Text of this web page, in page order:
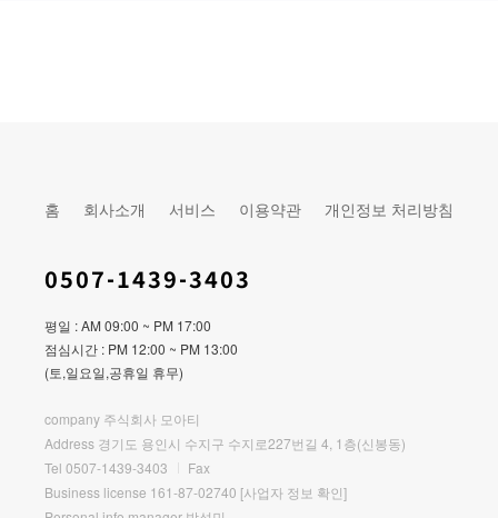
홈 회사소개 서비스 이용약관 개인정보 처리방침
0507-1439-3403
평일 : AM 09:00 ~ PM 17:00
점심시간 : PM 12:00 ~ PM 13:00
(토,일요일,공휴일 휴무)
company 주식회사 모아티
Address 경기도 용인시 수지구 수지로227번길 4, 1층(신봉동)
Tel 0507-1439-3403
Fax
Business license 161-87-02740 [사업자 정보 확인]